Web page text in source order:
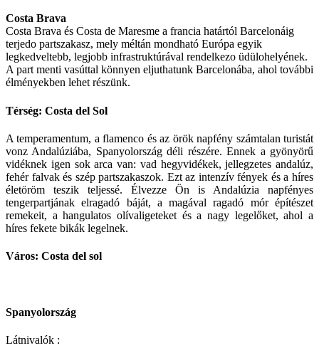
Costa Brava
Costa Brava és Costa de Maresme a francia határtól Barcelonáig
terjedo partszakasz, mely méltán mondható Európa egyik
legkedveltebb, legjobb infrastruktúrával rendelkezo üdülohelyének.
A part menti vasúttal könnyen eljuthatunk Barcelonába, ahol további
élményekben lehet részünk.
Térség: Costa del Sol
A temperamentum, a flamenco és az örök napfény számtalan turistát
vonz Andalúziába, Spanyolország déli részére. Ennek a gyönyörű
vidéknek igen sok arca van: vad hegyvidékek, jellegzetes andalúz,
fehér falvak és szép partszakaszok. Ezt az intenzív fények és a híres
életöröm teszik teljessé. Élvezze Ön is Andalúzia napfényes
tengerpartjának elragadó báját, a magával ragadó mór építészet
remekeit, a hangulatos olívaligeteket és a nagy legelőket, ahol a
híres fekete bikák legelnek.
Város: Costa del sol
Spanyolország
Látnivalók :